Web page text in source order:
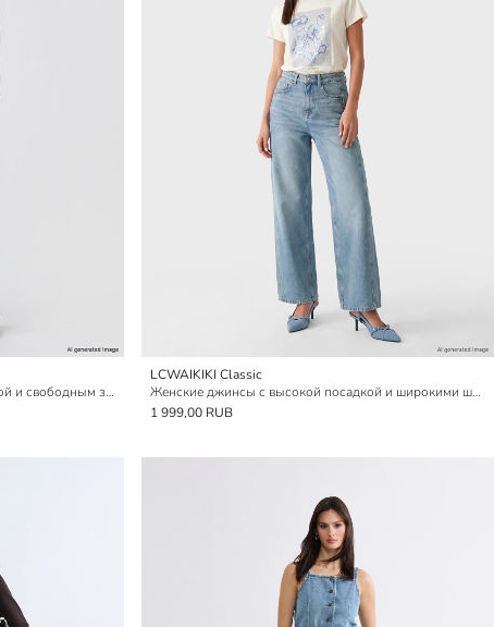
Женские джинсы с высокой посадкой и свободным зауженным кроем
LCWAIKIKI Classic
Женские джинсы с высокой посадкой и широкими штанинами
1 999,00 RUB